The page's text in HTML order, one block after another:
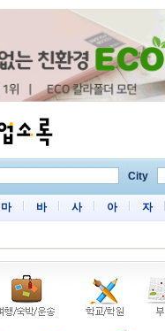
City
마 바 사 아 자